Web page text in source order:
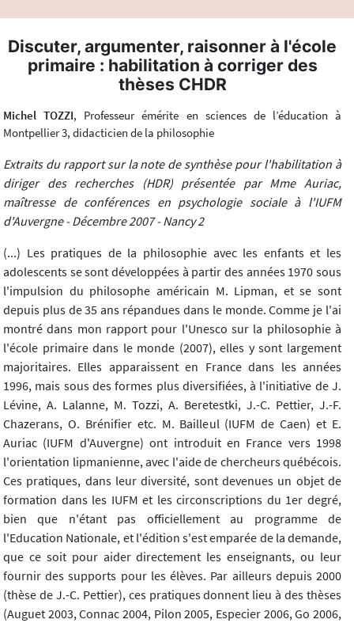
Discuter, argumenter, raisonner à l'école
primaire : habilitation à corriger des
thèses CHDR
Michel TOZZI, Professeur émérite en sciences de l’éducation à
Montpellier 3, didacticien de la philosophie
Extraits du rapport sur la note de synthèse pour l'habilitation à
diriger des recherches (HDR) présentée par Mme Auriac,
maîtresse de conférences en psychologie sociale à l'IUFM
d'Auvergne - Décembre 2007 - Nancy 2
(...) Les pratiques de la philosophie avec les enfants et les
adolescents se sont développées à partir des années 1970 sous
l'impulsion du philosophe américain M. Lipman, et se sont
depuis plus de 35 ans répandues dans le monde. Comme je l'ai
montré dans mon rapport pour l'Unesco sur la philosophie à
l'école primaire dans le monde (2007), elles y sont largement
majoritaires. Elles apparaissent en France dans les années
1996, mais sous des formes plus diversifiées, à l'initiative de J.
Lévine, A. Lalanne, M. Tozzi, A. Beretestki, J.-C. Pettier, J.-F.
Chazerans, O. Brénifier etc. M. Bailleul (IUFM de Caen) et E.
Auriac (IUFM d'Auvergne) ont introduit en France vers 1998
l'orientation lipmanienne, avec l'aide de chercheurs québécois.
Ces pratiques, dans leur diversité, sont devenues un objet de
formation dans les IUFM et les circonscriptions du 1er degré,
bien que n'étant pas officiellement au programme de
l'Education Nationale, et l'édition s'est emparée de la demande,
que ce soit pour aider directement les enseignants, ou leur
fournir des supports pour les élèves. Par ailleurs depuis 2000
(thèse de J.-C. Pettier), ces pratiques donnent lieu à des thèses
(Auguet 2003, Connac 2004, Pilon 2005, Especier 2006, Go 2006,